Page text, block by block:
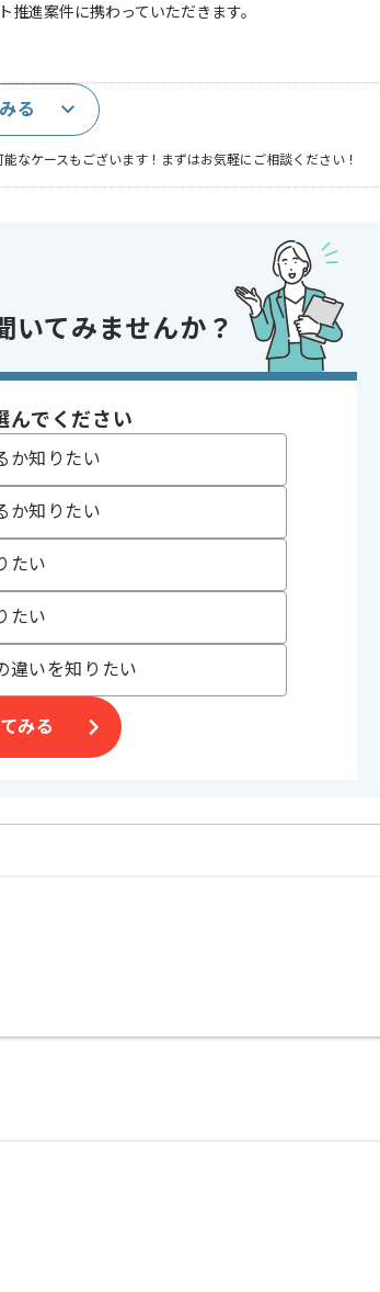
推進案件に携わっていただきます。
なケースもございます！まずはお気軽にご相談ください！
ロール
す。
。
る
いてみませんか？
んでください
か知りたい
か知りたい
たい
たい
違いを知りたい
みる